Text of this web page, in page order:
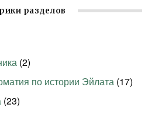
разделов
(2)
по истории Эйлата (17)
(23)